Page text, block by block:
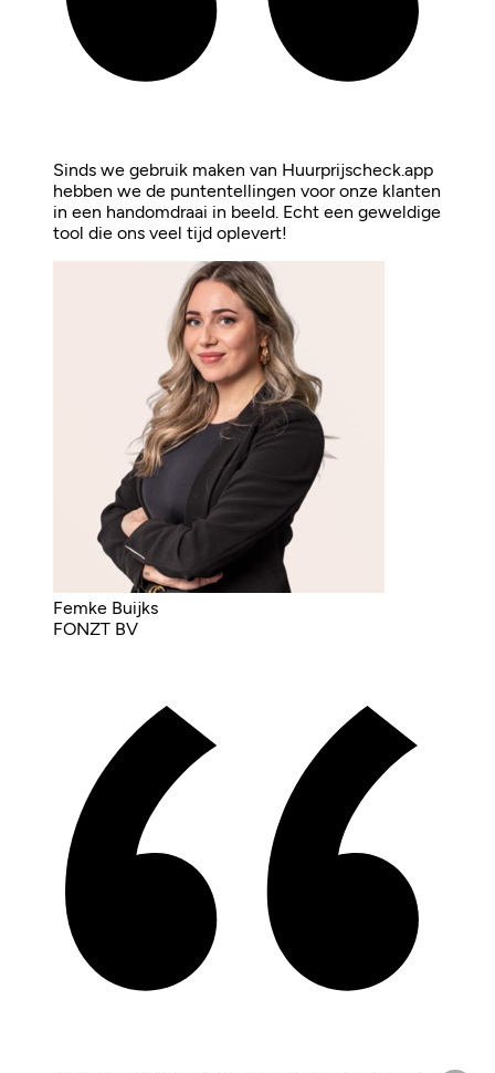
Sinds we gebruik maken van Huurprijscheck.app
hebben we de puntentellingen voor onze klanten
in een handomdraai in beeld. Echt een geweldige
tool die ons veel tijd oplevert!
Femke Buijks
FONZT BV